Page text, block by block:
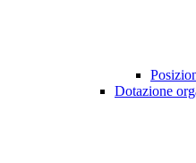
Dotazione